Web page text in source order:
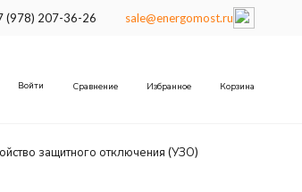
(978) 207-36-26 sale@energomost.ru
Войти Сравнение Избранное Корзина
защитного отключения (УЗО)